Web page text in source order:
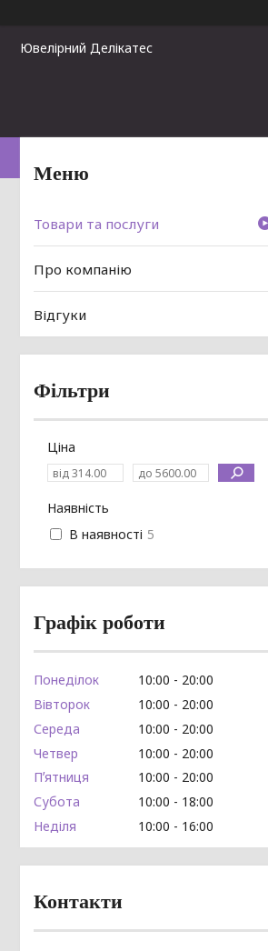
Ювелірний Делікатес
Товари та послуги
Про компанію
Відгуки
Фільтри
Ціна
Наявність
В наявності 5
Графік роботи
Понеділок 10:00
20:00
Вівторок
10:00
20:00
Середа
10:00
20:00
Четвер
10:00
20:00
Пʼятниця
10:00
20:00
Субота
10:00
18:00
Неділя
10:00 16:00
Контакти